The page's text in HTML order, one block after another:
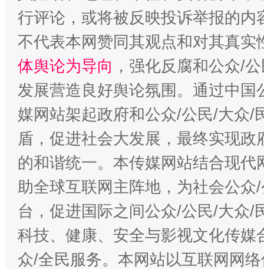
行评论，或将被反映投诉举报的
不代表本网赞同其观点和对其真实
体舆论为导向 ，强化反腐和公众/
发展营造良好舆论氛围。通过中
媒网站架起政府和公众/公民/大众/
盾，促进社会大发展，最终实现
的和谐统一。本传媒网站结合现
助全球互联网主阵地，为社会公
台，促进国际之间公众/公民/大众/
科技、健康、安全与影视文化传
众/全民服务。本网站以互联网网